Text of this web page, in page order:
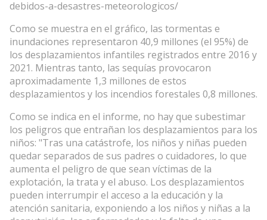
debidos-a-desastres-meteorologicos/
Como se muestra en el gráfico, las tormentas e
inundaciones representaron 40,9 millones (el 95%) de
los desplazamientos infantiles registrados entre 2016 y
2021. Mientras tanto, las sequías provocaron
aproximadamente 1,3 millones de estos
desplazamientos y los incendios forestales 0,8 millones.
Como se indica en el informe, no hay que subestimar
los peligros que entrañan los desplazamientos para los
niños: "Tras una catástrofe, los niños y niñas pueden
quedar separados de sus padres o cuidadores, lo que
aumenta el peligro de que sean víctimas de la
explotación, la trata y el abuso. Los desplazamientos
pueden interrumpir el acceso a la educación y la
atención sanitaria, exponiendo a los niños y niñas a la